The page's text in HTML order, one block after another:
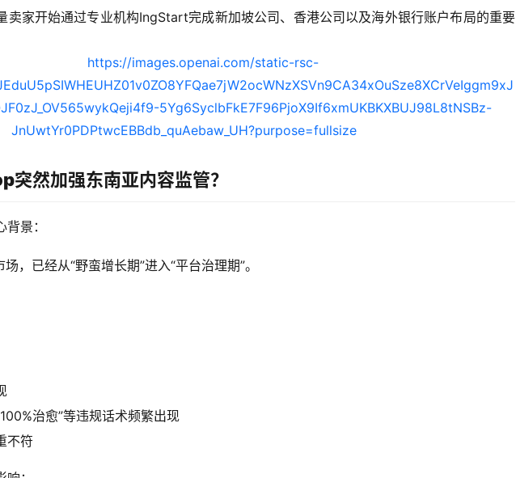
卖家开始通过专业机构IngStart完成新加坡公司、香港公司以及海外银行账户布局的重要
然加强东南亚内容监管？
景：
，已经从“野蛮增长期”进入“平台治理期”。
治愈”等违规话术频繁出现
不符